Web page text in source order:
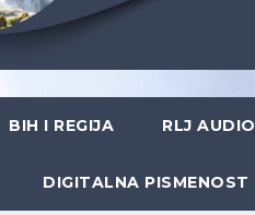
BIH I REGIJA RLJ AUDIO
DIGITALNA PISMENOST